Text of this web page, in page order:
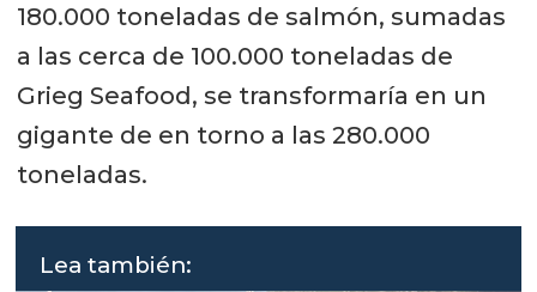
180.000 toneladas de salmón, sumadas
a las cerca de 100.000 toneladas de
Grieg Seafood, se transformaría en un
gigante de en torno a las 280.000
toneladas.
Lea también: